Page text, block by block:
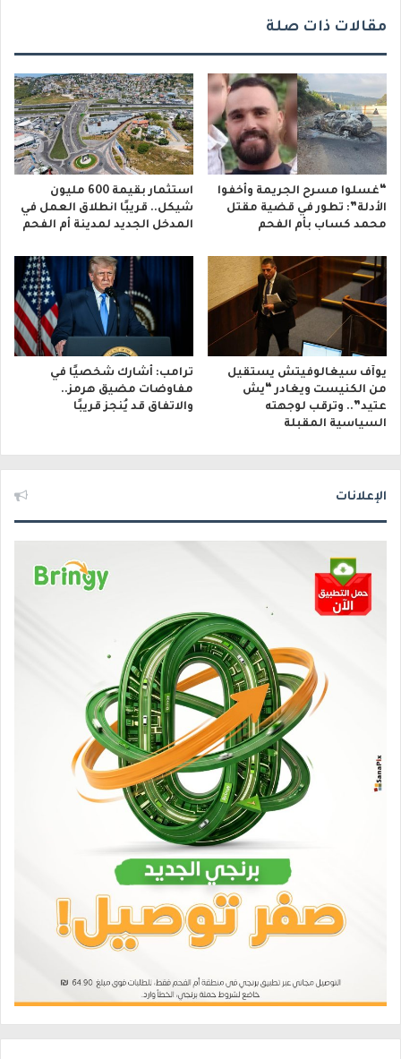
مقالات ذات صلة
“غسلوا مسرح الجريمة وأخفوا
الأدلة”: تطور في قضية مقتل
محمد كساب بأم الفحم
استثمار بقيمة 600 مليون
شيكل.. قريبًا انطلاق العمل في
المدخل الجديد لمدينة أم الفحم
يوآف سيغالوفيتش يستقيل
من الكنيست ويغادر “يش
عتيد”.. وترقب لوجهته
السياسية المقبلة
ترامب: أشارك شخصيًا في
مفاوضات مضيق هرمز..
والاتفاق قد يُنجز قريبًا
الإعلانات